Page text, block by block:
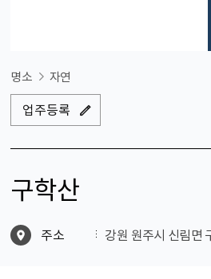
명소 자연
업주등록
구학산
주소 강원 원주시 신림면